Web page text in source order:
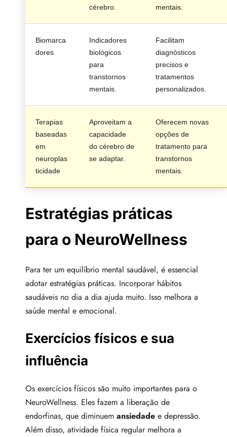
cérebro.
mentais.
Biomarca
dores
Indicadores
biológicos
para
transtornos
mentais.
Facilitam
diagnósticos
precisos e
tratamentos
personalizados.
Terapias
baseadas
em
neuroplas
ticidade
Aproveitam a
capacidade
do cérebro de
se adaptar.
Oferecem novas
opções de
tratamento para
transtornos
mentais.
Estratégias práticas
para o NeuroWellness
Para ter um equilíbrio mental saudável, é essencial
adotar estratégias práticas. Incorporar hábitos
saudáveis no dia a dia ajuda muito. Isso melhora a
saúde mental e emocional.
Exercícios físicos e sua
influência
Os exercícios físicos são muito importantes para o
NeuroWellness. Eles fazem a liberação de
endorfinas, que diminuem ansiedade e depressão.
Além disso, atividade física regular melhora a